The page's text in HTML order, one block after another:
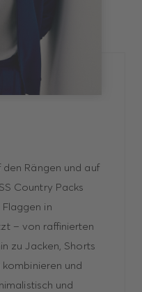
Rängen und auf
Country Packs
in
– von raffinierten
zu Jacken, Shorts
und
und